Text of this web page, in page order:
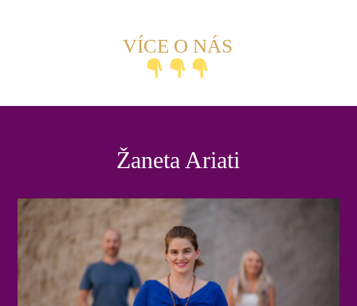
VÍCE O NÁS
Žaneta Ariati